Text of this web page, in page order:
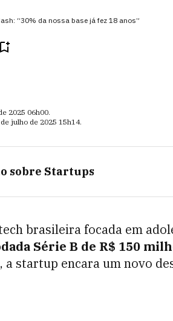
“30% da nossa base já fez 18 anos”
2025 06h00.
julho de 2025 15h14.
sobre Startups
brasileira focada em
Série B de R$ 150
a startup encara um novo